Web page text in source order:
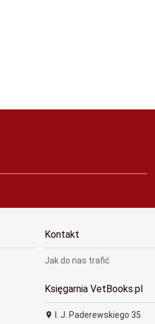
Kontakt
Jak do nas trafić
Księgarnia VetBooks.pl
I. J. Paderewskiego 35